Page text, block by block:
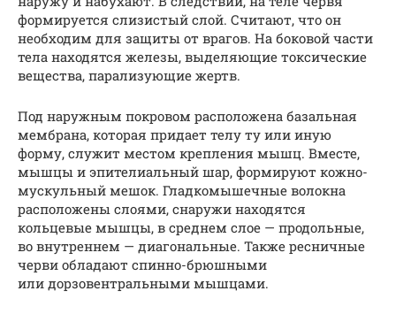
формируется слизистый слой. Считают, что он
необходим для защиты от врагов. На боковой части
тела находятся железы, выделяющие токсические
вещества, парализующие жертв.
Под наружным покровом расположена базальная
мембрана, которая придает телу ту или иную
форму, служит местом крепления мышц. Вместе,
мышцы и эпителиальный шар, формируют кожно-
мускульный мешок. Гладкомышечные волокна
расположены слоями, снаружи находятся
кольцевые мышцы, в среднем слое — продольные,
во внутреннем — диагональные. Также ресничные
черви обладают спинно-брюшными
или дорзовентральными мышцами.